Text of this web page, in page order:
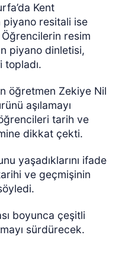
Kent
piyano resitali ise
resim
piyano dinletisi,
öğretmen Zekiye Nil
aşılamayı
tarih ve
dikkat çekti.
yaşadıklarını ifade
ve geçmişinin
boyunca çeşitli
sürdürecek.